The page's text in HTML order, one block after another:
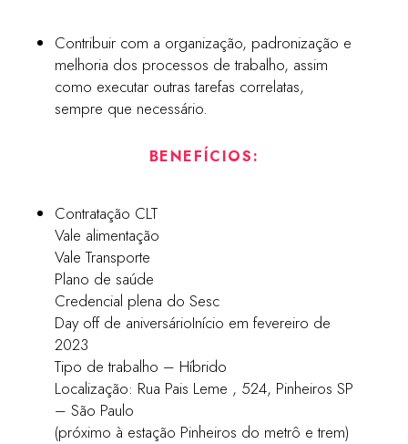
Contribuir com a organização, padronização e
melhoria dos processos de trabalho, assim
como executar outras tarefas correlatas,
sempre que necessário.
BENEFÍCIOS:
Contratação CLT
Vale alimentação
Vale Transporte
Plano de saúde
Credencial plena do Sesc
Day off de aniversárioInício em fevereiro de
2023
Tipo de trabalho – Híbrido
Localização: Rua Pais Leme , 524, Pinheiros SP
– São Paulo
(próximo à estação Pinheiros do metrô e trem)